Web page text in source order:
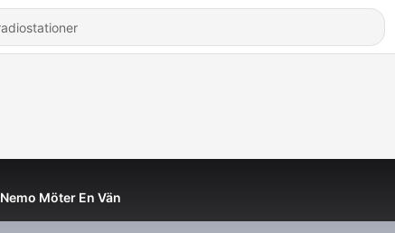
Nemo Möter En Vän